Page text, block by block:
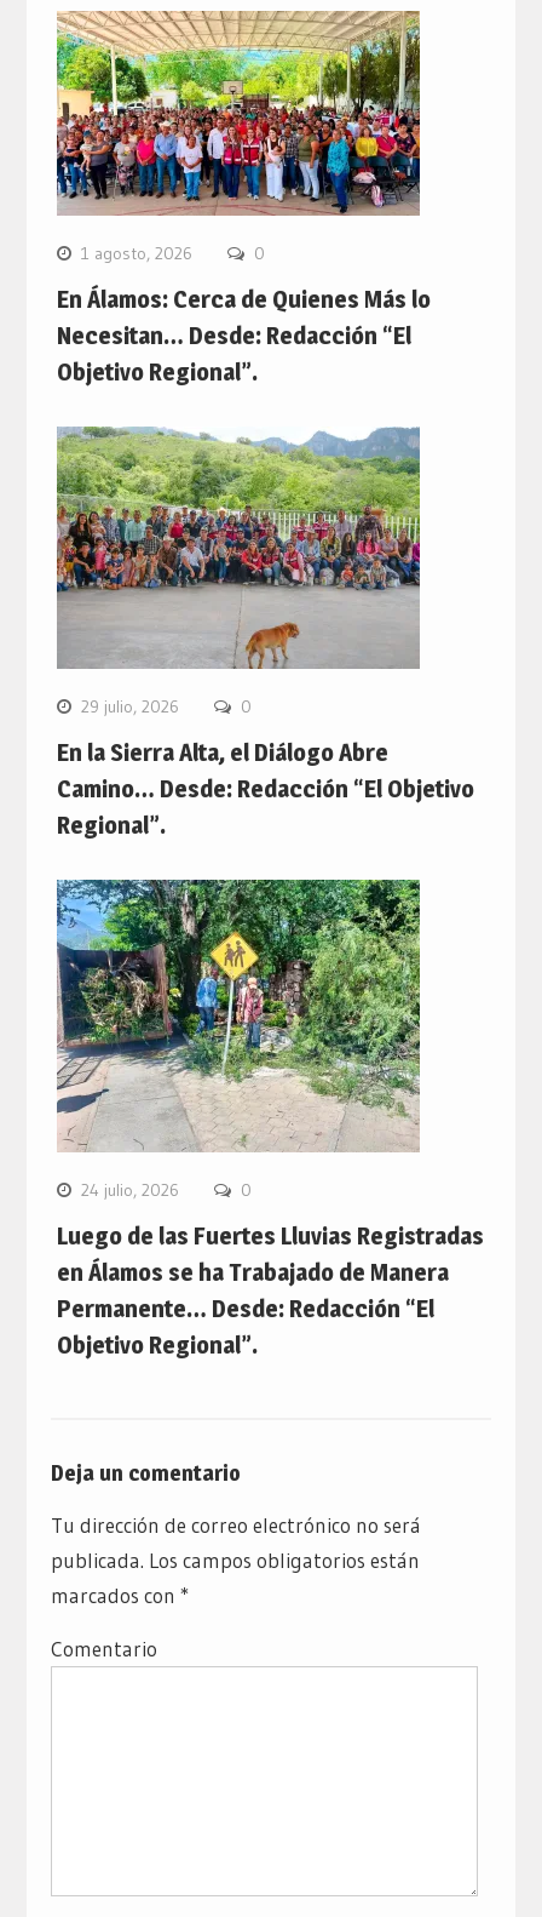
1 agosto, 2026 0
En Álamos: Cerca de Quienes Más lo
Necesitan… Desde: Redacción “El
Objetivo Regional”.
29 julio, 2026 0
En la Sierra Alta, el Diálogo Abre
Camino… Desde: Redacción “El Objetivo
Regional”.
24 julio, 2026 0
Luego de las Fuertes Lluvias Registradas
en Álamos se ha Trabajado de Manera
Permanente… Desde: Redacción “El
Objetivo Regional”.
Deja un comentario
Tu dirección de correo electrónico no será
publicada. Los campos obligatorios están
marcados con *
Comentario